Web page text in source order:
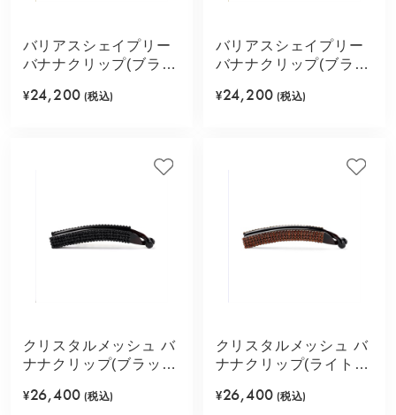
バリアスシェイプリー
バナナクリップ(ブラッ
¥24,200 (税込)
バリアスシェイプリー
バナナクリップ(ブラウ
¥24,200 (税込)
クリスタルメッシュ バ
ナナクリップ(ブラッ
¥26,400 (税込)
クリスタルメッシュ バ
ナナクリップ(ライトブ
¥26,400 (税込)